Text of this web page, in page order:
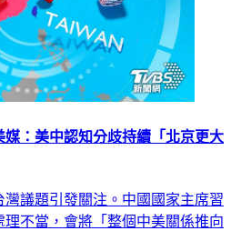
：美中認知分歧持續「北京更大
議題引發關注。中國國家主席習
不當，會將「整個中美關係推向